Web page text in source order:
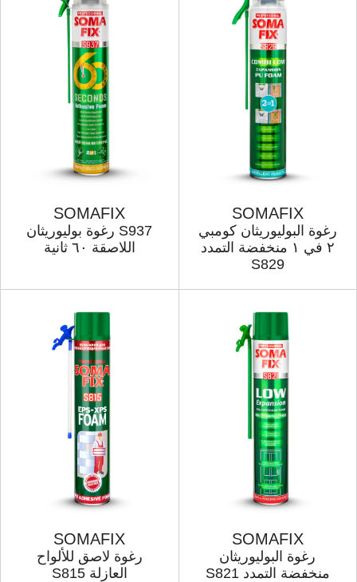
SOMAFIX
رغوة البولیوریثان كومبي
۲ في ۱ منخفضة التمدد
S829
SOMAFIX
S937 رغوة بولیوریثان
اللاصقة ٦۰ ثانیة
SOMAFIX
رغوة البولیوریثان
منخفضة التمدد S821
SOMAFIX
رغوة لاصق للألواح
العازلة S815